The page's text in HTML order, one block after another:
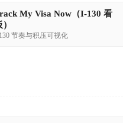
My Visa Now（I-130 看
节奏与积压可视化